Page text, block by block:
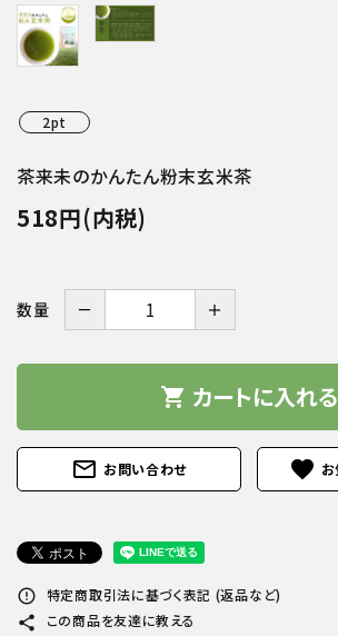
2pt
茶来未のかんたん粉末玄米茶
518円(内税)
数量 － ＋
shopping_cart カートに入れる
mail_outline お問い合わせ favorite
error_outline 特定商取引法に基づく表記 (返品など)
share この商品を友達に教える